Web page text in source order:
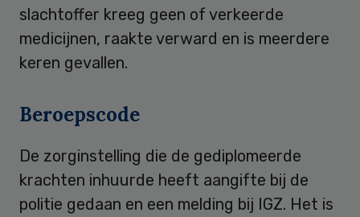
slachtoffer kreeg geen of verkeerde
medicijnen, raakte verward en is meerdere
keren gevallen.
Beroepscode
De zorginstelling die de gediplomeerde
krachten inhuurde heeft aangifte bij de
politie gedaan en een melding bij IGZ. Het is